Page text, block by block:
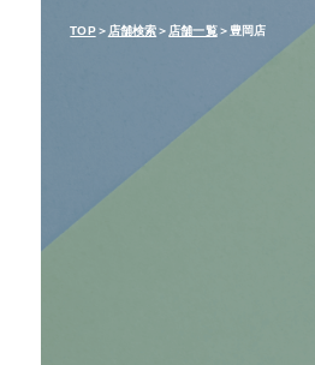
TOP＞ 店舗検索＞ 店舗一覧＞豊岡店